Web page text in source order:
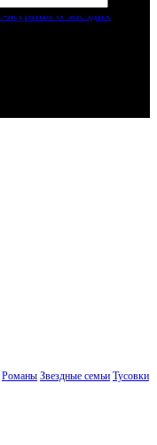
Романы Звездные семьи Тусовки